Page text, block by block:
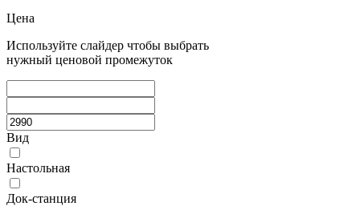
Цена
Используйте слайдер чтобы выбрать
нужный ценовой промежуток
Вид
Настольная
Док-станция